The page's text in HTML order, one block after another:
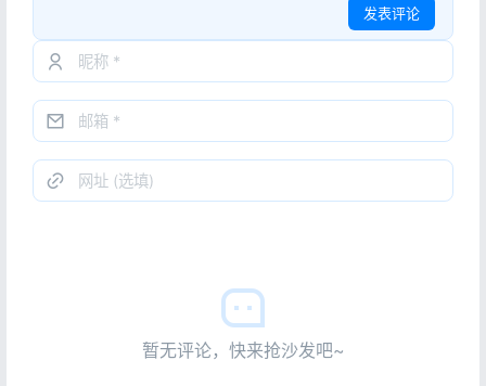
发表评论
暂无评论，快来抢沙发吧~